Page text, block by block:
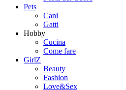
Pets
Cani
Gatti
Hobby
Cucina
Come fare
GirlZ
Beauty
Fashion
Love&Sex